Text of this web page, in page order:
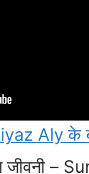
Aly के
जीवनी –